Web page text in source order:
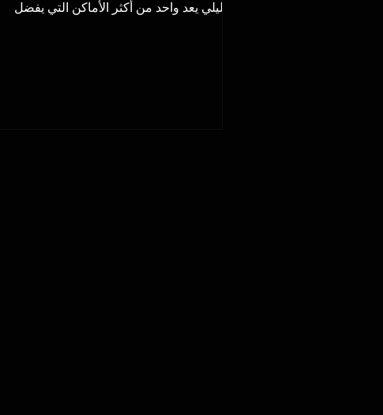
الخليلي يعد واحد من أكثر الأماكن التي يفضل